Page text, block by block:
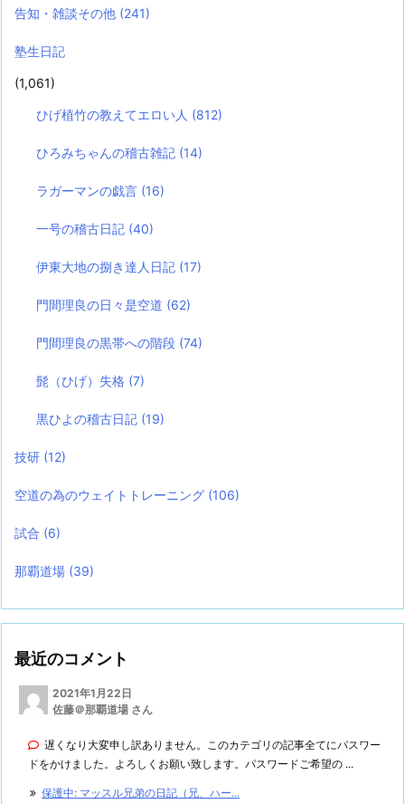
告知・雑談その他 (241)
塾生日記
(1,061)
ひげ植竹の教えてエロい人 (812)
ひろみちゃんの稽古雑記 (14)
ラガーマンの戯言 (16)
一号の稽古日記 (40)
伊東大地の捌き達人日記 (17)
門間理良の日々是空道 (62)
門間理良の黒帯への階段 (74)
髭（ひげ）失格 (7)
黒ひよの稽古日記 (19)
技研 (12)
空道の為のウェイトトレーニング (106)
試合 (6)
那覇道場 (39)
最近のコメント
2021年1月22日
佐藤＠那覇道場 さん
遅くなり大変申し訳ありません。このカテゴリの記事全てにパスワー
ドをかけました。よろしくお願い致します。パスワードご希望の ...
保護中: マッスル兄弟の日記（兄、ハー...